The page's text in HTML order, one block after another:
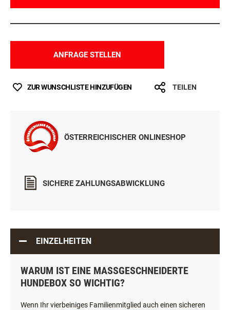
ANFRAGE STELLEN
ZUR WUNSCHLISTE HINZUFÜGEN TEILEN
ÖSTERREICHISCHER ONLINESHOP
SICHERE ZAHLUNGSABWICKLUNG
EINZELHEITEN
WARUM IST EINE MASSGESCHNEIDERTE H
UNDEBOX SO WICHTIG?
Wenn Ihr vierbeiniges Familienmitglied auch einen sicheren